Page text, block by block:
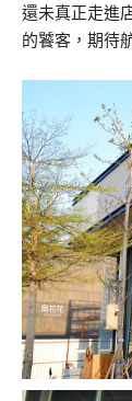
還未真正走進
的饕客，期待